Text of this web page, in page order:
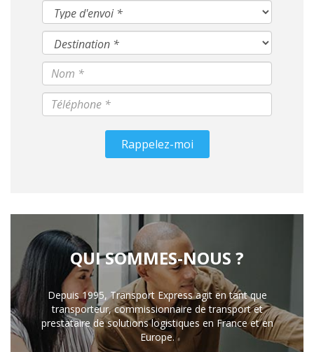
Rappelez-moi
QUI SOMMES-NOUS ?
Depuis 1995, Transport Express agit en tant que
transporteur, commissionnaire de transport et
prestataire de solutions logistiques en France et en
Europe.